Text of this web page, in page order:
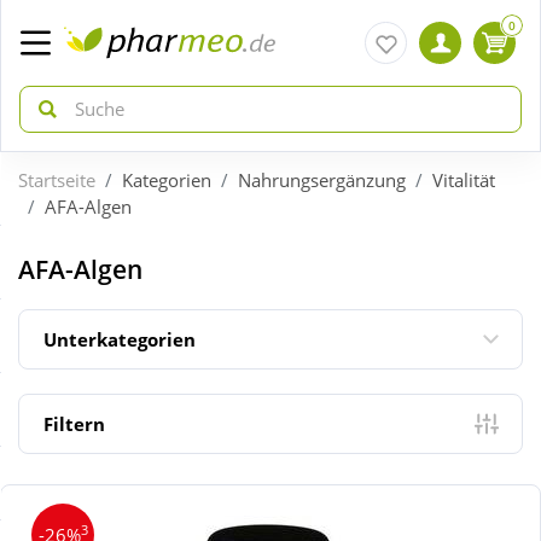
zurück
ÜBERSICHT AKTIONEN
Aktuelle Coupons
Neuheiten
zurück
ÜBERSICHT KATEGORIEN
Arzneimittel
Diabetes
0
Startseite Kategorien Nahrungsergänzung
Vitalität
AFA-Algen
AFA-Algen
Unterkategorien
Filtern
-26%3